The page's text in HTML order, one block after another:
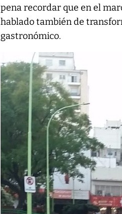
pena recordar que en el
hablado también de
gastronómico.